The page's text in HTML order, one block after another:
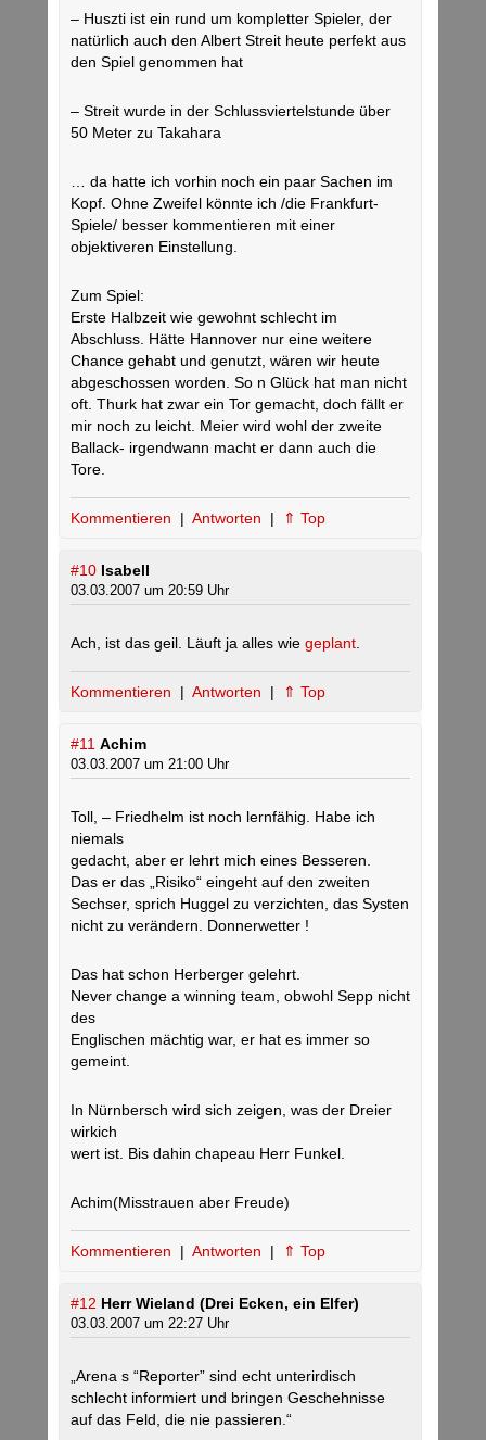
– Huszti ist ein rund um kompletter Spieler, der
natürlich auch den Albert Streit heute perfekt aus
den Spiel genommen hat
– Streit wurde in der Schlussviertelstunde über
50 Meter zu Takahara
… da hatte ich vorhin noch ein paar Sachen im
Kopf. Ohne Zweifel könnte ich /die Frankfurt-
Spiele/ besser kommentieren mit einer
objektiveren Einstellung.
Zum Spiel:
Erste Halbzeit wie gewohnt schlecht im
Abschluss. Hätte Hannover nur eine weitere
Chance gehabt und genutzt, wären wir heute
abgeschossen worden. So n Glück hat man nicht
oft. Thurk hat zwar ein Tor gemacht, doch fällt er
mir noch zu leicht. Meier wird wohl der zweite
Ballack- irgendwann macht er dann auch die
Tore.
Kommentieren | Antworten | ⇑ Top
#10 Isabell
03.03.2007 um 20:59 Uhr
Ach, ist das geil. Läuft ja alles wie geplant
Kommentieren | Antworten | ⇑ Top
#11 Achim
03.03.2007 um 21:00 Uhr
Toll, – Friedhelm ist noch lernfähig. Habe ich
niemals
gedacht, aber er lehrt mich eines Besseren.
Das er das „Risiko“ eingeht auf den zweiten
Sechser, sprich Huggel zu verzichten, das Systen
nicht zu verändern. Donnerwetter !
Das hat schon Herberger gelehrt.
Never change a winning team, obwohl Sepp nicht
des
Englischen mächtig war, er hat es immer so
gemeint.
In Nürnbersch wird sich zeigen, was der Dreier
wirkich
wert ist. Bis dahin chapeau Herr Funkel.
Achim(Misstrauen aber Freude)
Kommentieren | Antworten | ⇑ Top
#12 Herr Wieland (Drei Ecken, ein Elfer)
03.03.2007 um 22:27 Uhr
„Arena s “Reporter” sind echt unterirdisch
schlecht informiert und bringen Geschehnisse
auf das Feld, die nie passieren.“